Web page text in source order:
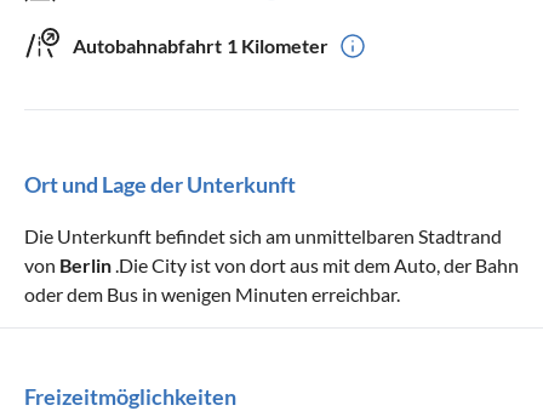
Autobahnabfahrt 1 Kilometer
Ort und Lage der Unterkunft
Die Unterkunft befindet sich am unmittelbaren Stadtrand
von Berlin .Die City ist von dort aus mit dem Auto, der Bahn
oder dem Bus in wenigen Minuten erreichbar.
Freizeitmöglichkeiten